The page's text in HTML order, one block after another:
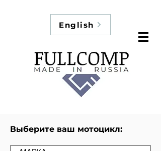
English
Выберите ваш мотоцикл: